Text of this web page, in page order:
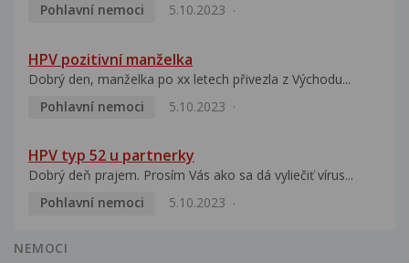
Pohlavní nemoci
5.10.2023
HPV pozitivní manželka
Dobrý den, manželka po xx letech přivezla z Východu...
Pohlavní nemoci
5.10.2023
HPV typ 52 u partnerky
Dobrý deň prajem. Prosím Vás ako sa dá vyliečiť vírus...
Pohlavní nemoci
5.10.2023
NEMOCI